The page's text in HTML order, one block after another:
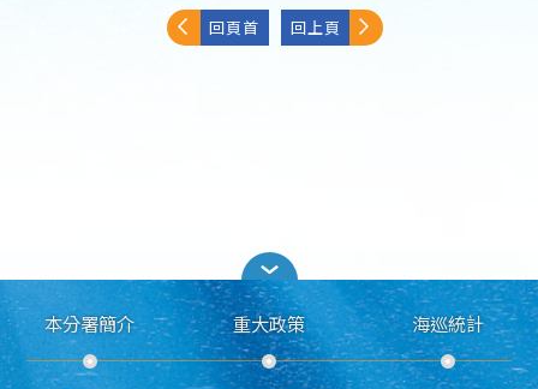
回頁首 回上頁
本分署簡介 重大政策 海巡統計